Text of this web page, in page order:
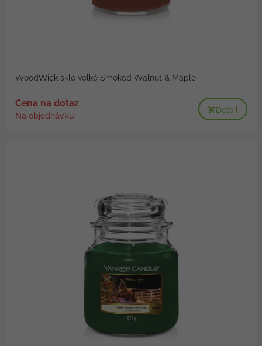
WoodWick sklo velké Smoked Walnut & Maple
Cena na dotaz
Na objednávku
Detail